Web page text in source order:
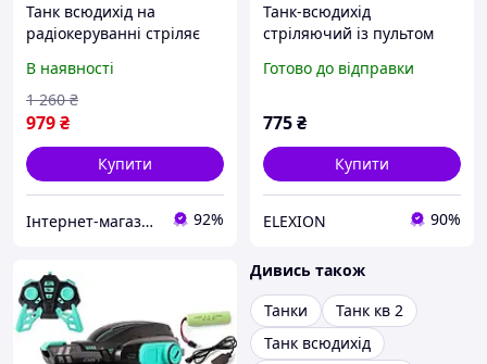
Танк всюдихід на
радіокеруванні стріляє
СП-098
В наявності
979₴
1 260 ₴
Купити
Інтернет-магазин Khoztovar.com.ua 92%
Танк-всюдихід
стріляючий із пультом
928-9/CN-098 EL0227
Готово до відправки
775₴
Купити
ELEXION 90%
Дивись також
Танки
Танк кв 2
Танк всюдихід